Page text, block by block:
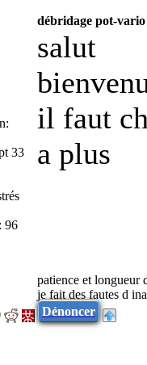
débridage pot-vario
33
96
salut
il faut
a plus
patience et longueur
je fait des fautes d
Dénoncer